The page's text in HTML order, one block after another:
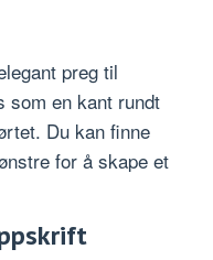
preg til
som en kant rundt
Du kan finne
for å skape et